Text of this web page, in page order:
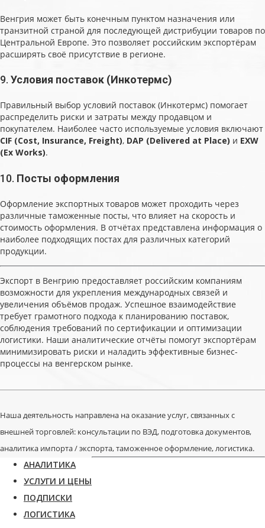
Венгрия может быть конечным пунктом назначения или
транзитной страной для последующей дистрибуции товаров по
Центральной Европе. Это позволяет российским экспортёрам
расширять своё присутствие в регионе.
9. Условия поставок (Инкотермс)
Правильный выбор условий поставок (Инкотермс) помогает
распределить риски и затраты между продавцом и
покупателем. Наиболее часто используемые условия включают
CIF (Cost, Insurance, Freight), DAP (Delivered at Place) и EXW
(Ex Works).
10. Посты оформления
Оформление экспортных товаров может проходить через
различные таможенные посты, что влияет на скорость и
стоимость оформления. В отчётах представлена информация о
наиболее подходящих постах для различных категорий
продукции.
Экспорт в Венгрию предоставляет российским компаниям
возможности для укрепления международных связей и
увеличения объёмов продаж. Успешное взаимодействие
требует грамотного подхода к планированию поставок,
соблюдения требований по сертификации и оптимизации
логистики. Наши аналитические отчёты помогут экспортёрам
минимизировать риски и наладить эффективные бизнес-
процессы на венгерском рынке.
Наша деятельность направлена на оказание услуг, связанных с
внешней торговлей: консультации по ВЭД, подготовка документов,
аналитика импорта / экспорта, таможенное оформление, логистика.
АНАЛИТИКА
УСЛУГИ И ЦЕНЫ
ПОДПИСКИ
ЛОГИСТИКА